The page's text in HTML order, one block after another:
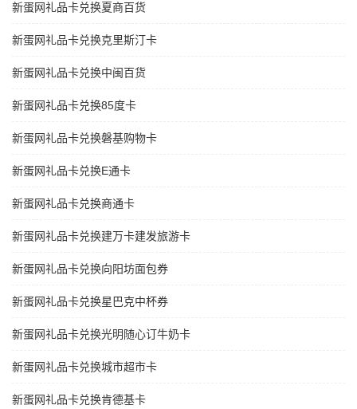
新蛋网礼品卡兑换夏商百货
新蛋网礼品卡兑换克里斯汀卡
新蛋网礼品卡兑换中闽百货
新蛋网礼品卡兑换85度卡
新蛋网礼品卡兑换磐基购物卡
新蛋网礼品卡兑换E通卡
新蛋网礼品卡兑换商通卡
新蛋网礼品卡兑换建万卡建发旅游卡
新蛋网礼品卡兑换向阳坊面包券
新蛋网礼品卡兑换星巴克中杯券
新蛋网礼品卡兑换光明随心订牛奶卡
新蛋网礼品卡兑换城市超市卡
新蛋网礼品卡兑换肯德基卡